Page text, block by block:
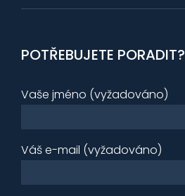
POTŘEBUJETE PORADIT?
Vaše jméno (vyžadováno)
Váš e-mail (vyžadováno)